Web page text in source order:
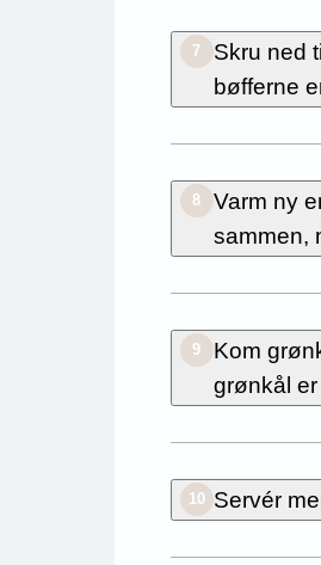
7
Skru ned
bøfferne
8
Varm ny
sammen,
9
Kom
grønkål
10 Servér